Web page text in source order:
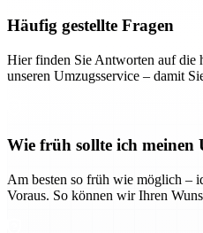
Häufig gestellte Fragen
Hier finden Sie Antworten auf die
unseren Umzugsservice – damit
Wie früh sollte ich meinen
Am besten so früh wie möglich –
Voraus. So können wir Ihren